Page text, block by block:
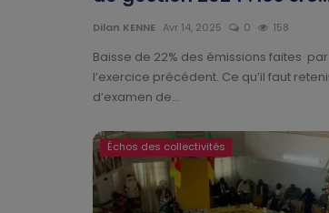
Dilan KENNE Avr 14, 2025 0 158
Baisse de 22% des émissions faites
l’exercice précédent. Ce qu’il faut
d’examen de...
Échos des collectivités